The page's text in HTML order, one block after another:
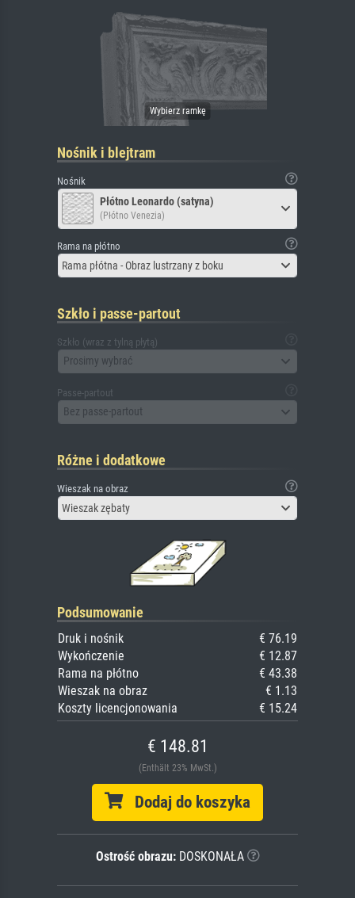
Nośnik i blejtram
Nośnik
Płótno Leonardo (satyna)
(Płótno Venezia)
Rama na płótno
Rama płótna - Obraz lustrzany z boku
Szkło i passe-partout
Szkło (wraz z tylną płytą)
Prosimy wybrać
Passe-partout
Bez passe-partout
Różne i dodatkowe
Wieszak na obraz
Wieszak zębaty
Podsumowanie
Druk i nośnik
€ 76.19
Wykończenie
€ 12.87
Rama na płótno
€ 43.38
Wieszak na obraz
€ 1.13
Koszty licencjonowania
€ 15.24
€ 148.81
(Enthält 23% MwSt.)
Dodaj do koszyka
Ostrość obrazu:DOSKONAŁA